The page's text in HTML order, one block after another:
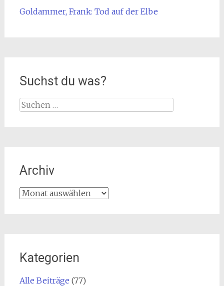
Goldammer, Frank: Tod auf der Elbe
Suchst du was?
Suche
Archiv
Archiv
Kategorien
Alle Beiträge (77)